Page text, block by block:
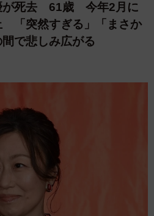
が死去 61歳 今年2月に
「突然すぎる」「まさか
で悲しみ広がる